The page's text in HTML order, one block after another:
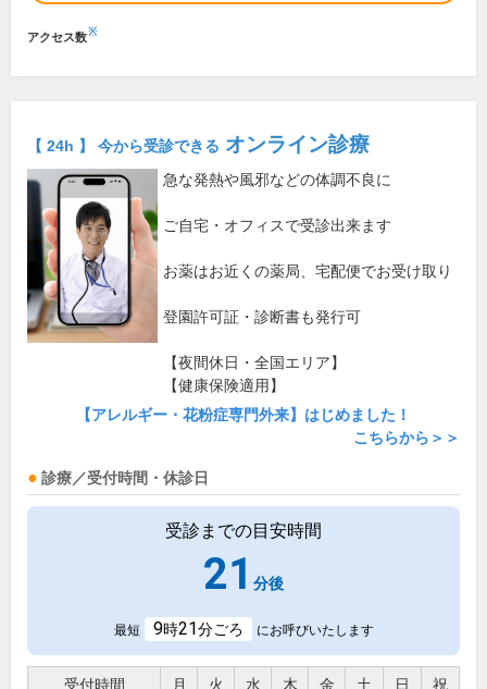
アクセス数※
【 24h 】 今から受診できる オンライン診療
急な発熱や風邪などの体調不良に
ご自宅・オフィスで受診出来ます
お薬はお近くの薬局、宅配便でお受け取り
登園許可証・診断書も発行可
【夜間休日・全国エリア】
【健康保険適用】
【アレルギー・花粉症専門外来】はじめました！
こちらから＞＞
診療／受付時間・休診日
受診までの目安時間
21 分後
最短 9時21分ごろ にお呼びいたします
受付時間 月 火 水 木 金 土 日 祝